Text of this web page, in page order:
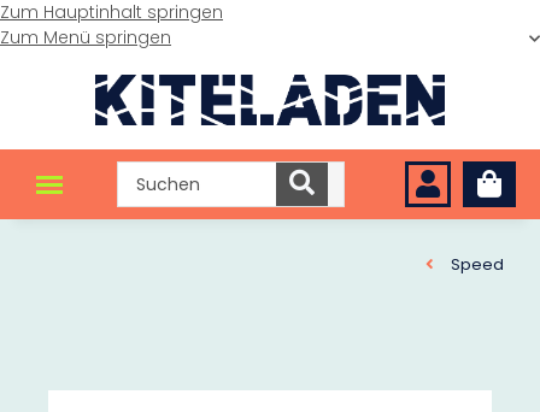
Zum Hauptinhalt springen
Zum Menü springen
Speed